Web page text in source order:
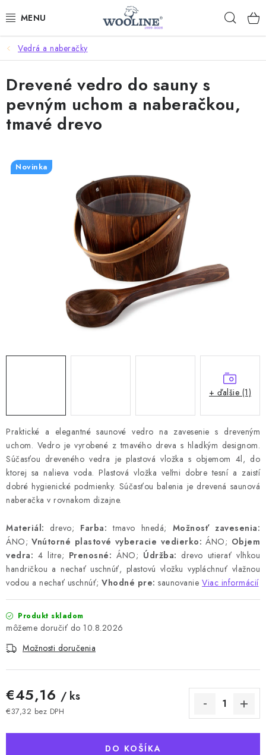
na
AKCIE
OBLEČENIE Z VLNY
OBUV
SAUNA A ZDRAVIE
Dodanie tovaru a ceny za doručenie
Hodnotenie obchodu
Odmeny pre našich zákazníkov
Vedrá a naberačky
Praktické a elegantné saunové vedro na zavesenie s dreveným
uchom. Vedro je vyrobené z tmavého dreva s hladkým designom.
Súčasťou dreveného vedra je plastová vložka s objemom 4l, do
ktorej sa nalieva voda. Plastová vložka veľmi dobre tesní a zaistí
dobré hygienické podmienky. Súčasťou balenia je drevená saunová
naberačka v rovnakom dizajne.
Materiál: drevo; Farba: tmavo hnedá; Možnosť zavesenia:
ÁNO; Vnútorné plastové vyberacie vedierko: ÁNO; Objem
vedra: 4 litre; Prenosné: ÁNO; Údržba: drevo utierať vlhkou
handričkou a nechať uschnúť, plastovú vložku vypláchnuť vlažnou
vodou a nechať uschnúť; Vhodné pre: saunovanie Viac informácií
Produkt skladom
10.8.2026
Možnosti doručenia
€45,16 / ks
€37,32 bez DPH
DO KOŠÍKA
Drevené vedro do sauny s
pevným uchom a naberačkou,
tmavé drevo
Novinka
+ ďalšie (1)